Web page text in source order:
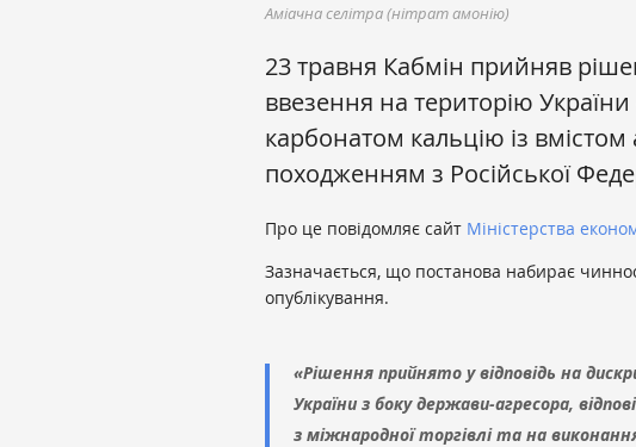
Аміачна селітра (нітрат амонію)
23 травня Кабмін прийняв
ввезення на територію України
карбонатом кальцію із
походженням з Російської
Про це повідомляє сайт Міністерства
Зазначається, що постанова набирає
опублікування.
«Рішення прийнято у відповідь на
України з боку держави-агресора,
з міжнародної торгівлі та на